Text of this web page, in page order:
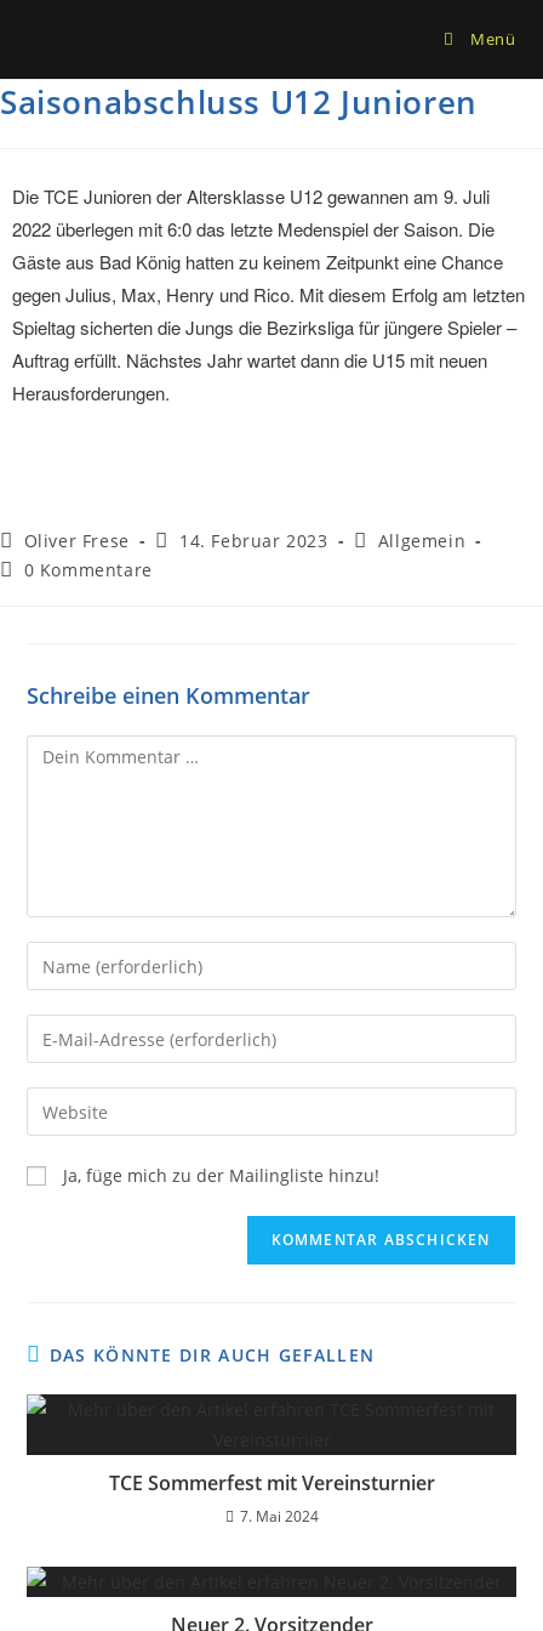
Menü
Saisonabschluss U12 Junioren
Die TCE Junioren der Altersklasse U12 gewannen am 9. Juli
2022 überlegen mit 6:0 das letzte Medenspiel der Saison. Die
Gäste aus Bad König hatten zu keinem Zeitpunkt eine Chance
gegen Julius, Max, Henry und Rico. Mit diesem Erfolg am letzten
Spieltag sicherten die Jungs die Bezirksliga für jüngere Spieler –
Auftrag erfüllt. Nächstes Jahr wartet dann die U15 mit neuen
Herausforderungen.
Oliver Frese 14. Februar 2023
Allgemein
0 Kommentare
Schreibe einen Kommentar
Ja, füge mich zu der Mailingliste hinzu!
DAS KÖNNTE DIR AUCH GEFALLEN
TCE Sommerfest mit Vereinsturnier
7. Mai 2024
Neuer 2. Vorsitzender